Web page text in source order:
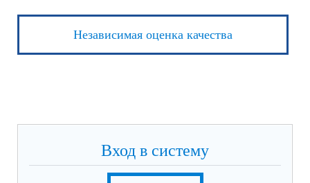
Независимая оценка качества
Вход в систему